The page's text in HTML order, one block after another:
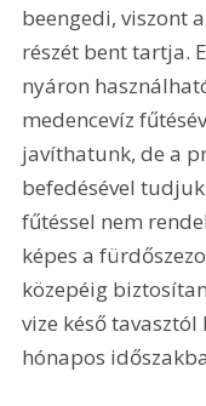
beengedi, viszont
részét bent tartja.
nyáron
medencevíz
javíthatunk, de a
befedésével
fűtéssel nem
képes a
közepéig
vize késő
hónapos